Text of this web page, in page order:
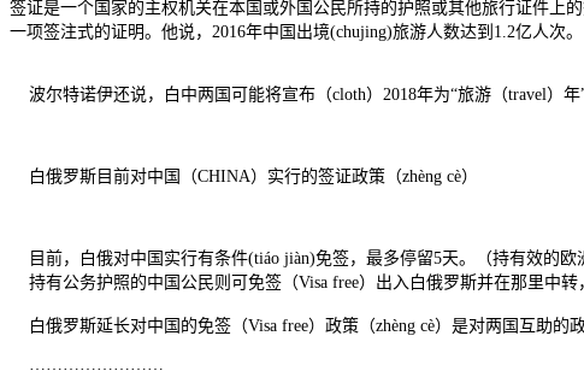
签证是一个国家的主权机关在本国或外国公民所持的护照或其他旅行证件上
一项签注式的证明。他说，2016年中国出境(chujing)旅游人数达到1.2亿人次。
波尔特诺伊还说，白中两国可能将宣布（cloth）2018年为“旅游（travel）
白俄罗斯目前对中国（CHINA）实行的签证政策（zhèng cè）
目前，白俄对中国实行有条件(tiáo jiàn)免签，最多停留5天。（持有效的欧
持有公务护照的中国公民则可免签（Visa free）出入白俄罗斯并在那里中转
白俄罗斯延长对中国的免签（Visa free）政策（zhèng cè）是对两国互助